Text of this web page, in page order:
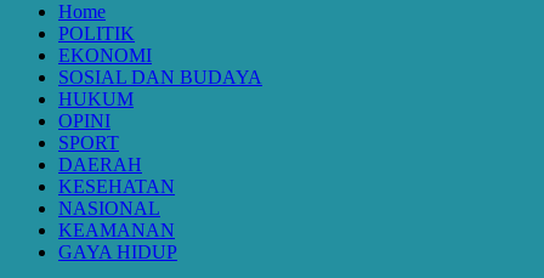
Home
POLITIK
EKONOMI
SOSIAL DAN BUDAYA
HUKUM
OPINI
SPORT
DAERAH
KESEHATAN
NASIONAL
KEAMANAN
GAYA HIDUP